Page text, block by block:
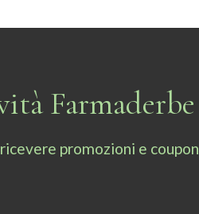
Farmaderbe
promozioni e coupon